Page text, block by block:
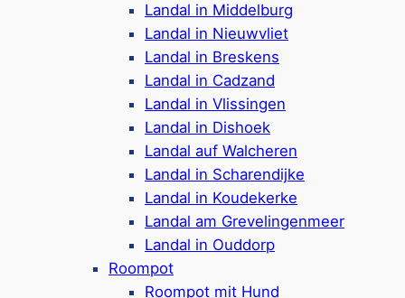
Landal in Middelburg
Landal in Nieuwvliet
Landal in Breskens
Landal in Cadzand
Landal in Vlissingen
Landal in Dishoek
Landal auf Walcheren
Landal in Scharendijke
Landal in Koudekerke
Landal am Grevelingenmeer
Landal in Ouddorp
Roompot
Roompot mit Hund
Ferienparks vonRoompot
Ferienparks vonLandal
Ferienparks vonMolecaten
Ferienparks vonEuroParcs
Ferienparks vonDormio
Ferienparks vonSummio
Ferienparks vonCenter Parcs
Ferienparks nach Ort
Ferienparks inRenesse